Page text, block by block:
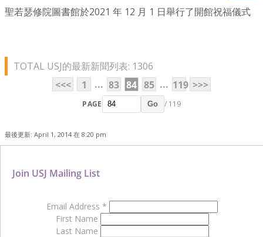
聖若瑟修院圖書館於2021 年 12 月 1 日舉行了開館祝福儀式
TOTAL USJ的最新新聞列表: 1306
<<<
1 ... 83 84 85 ... 119 >>>
PAGE Go / 119
最後更新: April 1, 2014 在 8:20 pm
Join USJ Mailing List
Email Address *
First Name
Last Name